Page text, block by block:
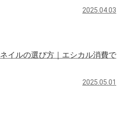
2025.04.03
イルの選び方｜エシカル消費で
2025.05.01